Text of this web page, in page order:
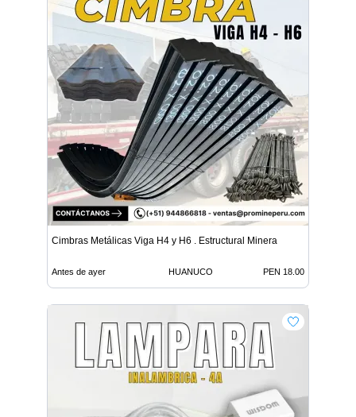
Cimbras Metálicas Viga H4 y H6 . Estructural Minera
Antes de ayer HUANUCO PEN 18.00